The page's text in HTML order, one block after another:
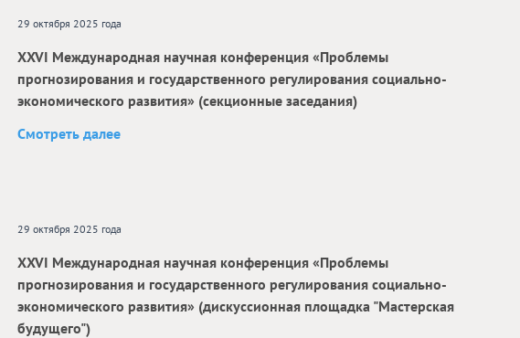
29 октября 2025 года
ХXVI Международная научная конференция «Проблемы
прогнозирования и государственного регулирования социально-
экономического развития» (секционные заседания)
Смотреть далее
29 октября 2025 года
ХXVI Международная научная конференция «Проблемы
прогнозирования и государственного регулирования социально-
экономического развития» (дискуссионная площадка "Мастерская
будущего")